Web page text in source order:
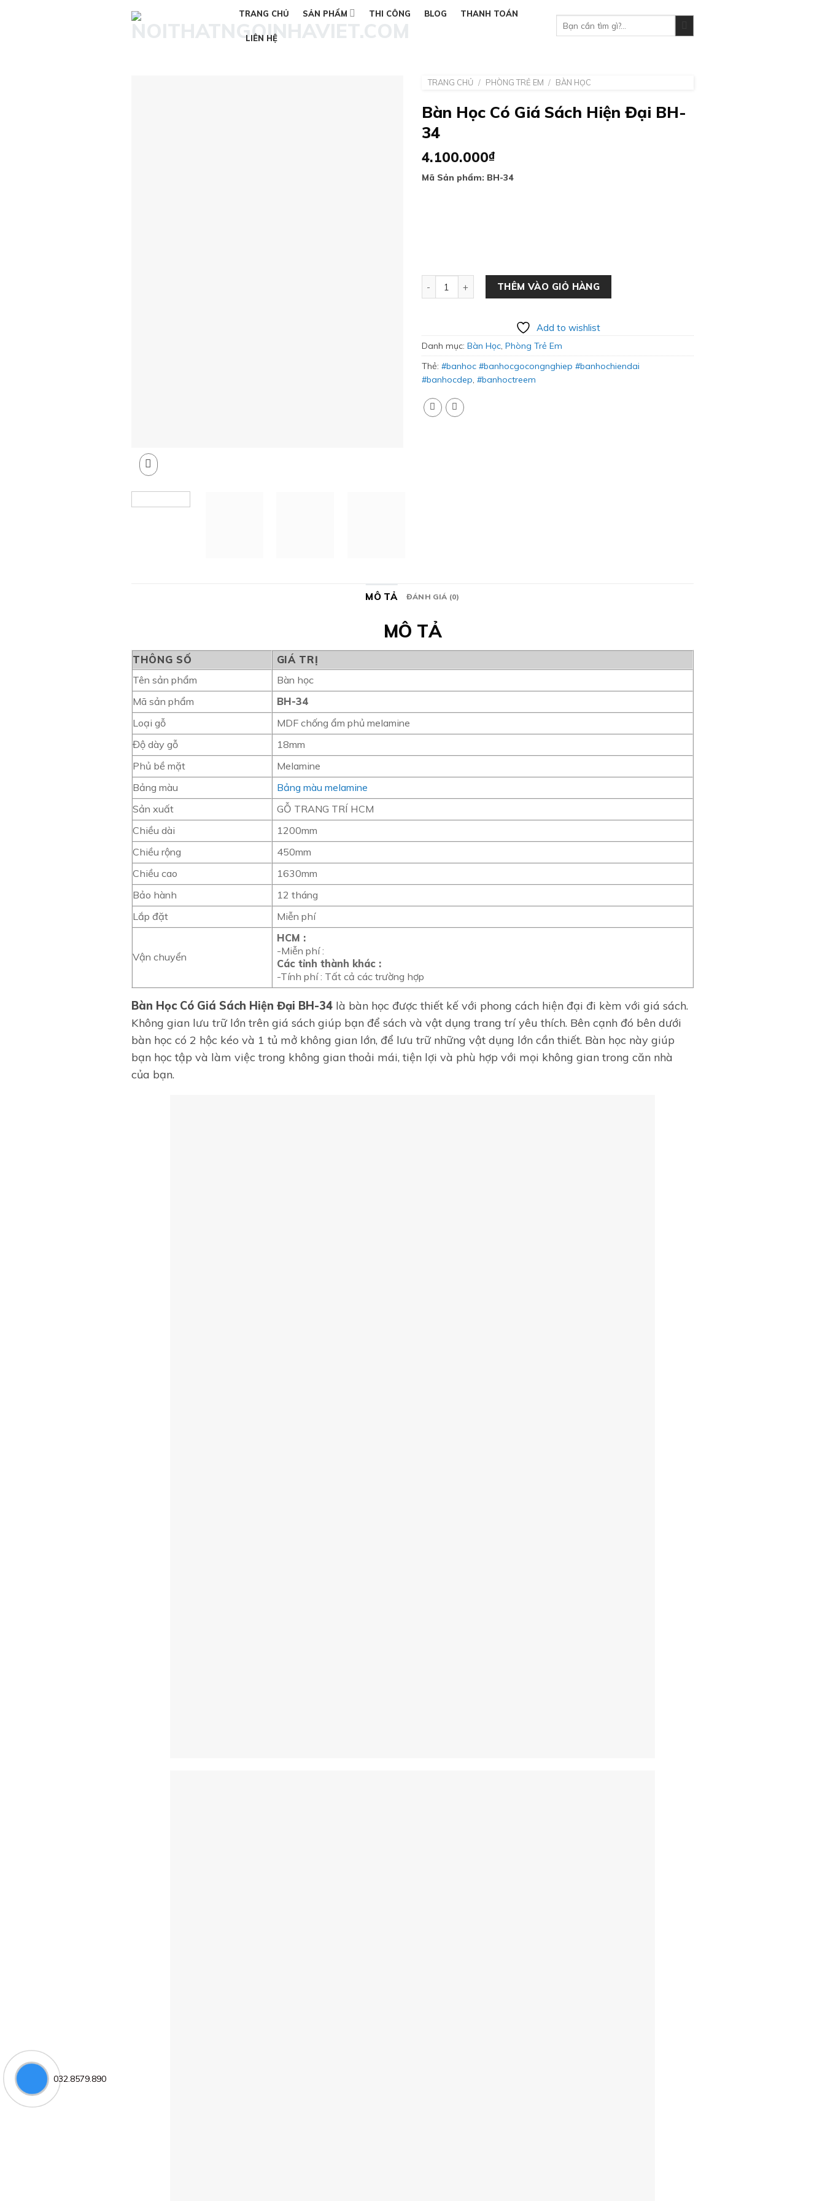
TRANG CHỦ SẢN PHẨM THI CÔNG BLOG THANH TOÁN
LIÊN HỆ
Tìm
kiếm:
TRANG CHỦ / PHÒNG TRẺ EM / BÀN HỌC
Bàn Học Có Giá Sách Hiện Đại BH-
34
4.100.000₫
Mã Sản phẩm: BH-34
Bàn Học Có Giá Sách Hiện Đại BH-34 số lượng
THÊM VÀO GIỎ HÀNG
Add to wishlist
Danh mục: Bàn Học, Phòng Trẻ Em
Thẻ: #banhoc #banhocgocongnghiep #banhochiendai
#banhocdep, #banhoctreem
MÔ TẢ ĐÁNH GIÁ (0)
MÔ TẢ
THÔNG SỐ
GIÁ TRỊ
Tên sản phẩm
Bàn học
Mã sản phẩm
BH-34
Loại gỗ
MDF chống ẩm phủ melamine
Độ dày gỗ
18mm
Phủ bề mặt
Melamine
Bảng màu
Bảng màu melamine
Sản xuất
GỖ TRANG TRÍ HCM
Chiều dài
1200mm
Chiều rộng
450mm
Chiều cao
1630mm
Bảo hành
12 tháng
Lắp đặt
Miễn phí
Vận chuyển
HCM :
-Miễn phí :
Các tỉnh thành khác :
-Tính phí : Tất cả các trường hợp
Bàn Học Có Giá Sách Hiện Đại BH-34 là bàn học được thiết kế với phong cách hiện đại đi kèm với giá sách.
Không gian lưu trữ lớn trên giá sách giúp bạn để sách và vật dụng trang trí yêu thích. Bên cạnh đó bên dưới
bàn học có 2 hộc kéo và 1 tủ mở không gian lớn, để lưu trữ những vật dụng lớn cần thiết. Bàn học này giúp
bạn học tập và làm việc trong không gian thoải mái, tiện lợi và phù hợp với mọi không gian trong căn nhà
của bạn.
032.8579.890